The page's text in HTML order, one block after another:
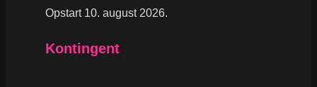
Opstart 10. august 2026.
Kontingent